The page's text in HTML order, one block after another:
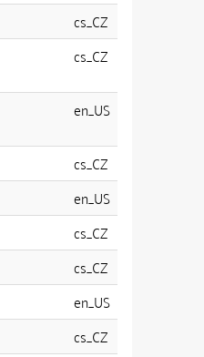
cs_CZ
cs_CZ
en_US
cs_CZ
en_US
cs_CZ
cs_CZ
en_US
cs_CZ